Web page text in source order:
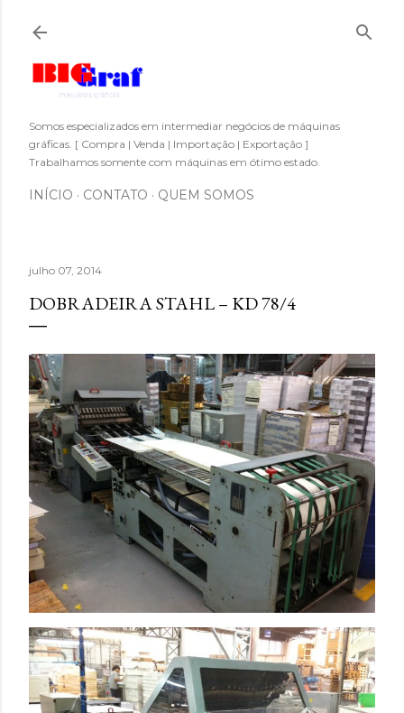
Somos especializados em intermediar negócios de máquinas
gráficas. [ Compra | Venda | Importação | Exportação ]
Trabalhamos somente com máquinas em ótimo estado.
INÍCIO CONTATO QUEM SOMOS
julho 07, 2014
DOBRADEIRA STAHL – KD 78/4